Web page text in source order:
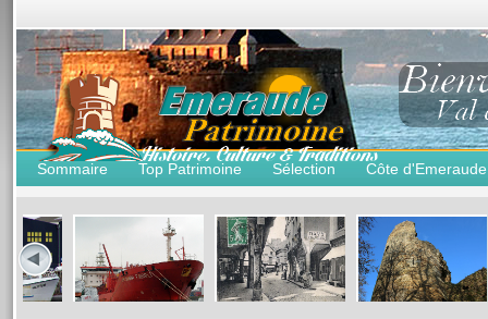
Sommaire Top Patrimoine Sélection Côte d'Emeraude